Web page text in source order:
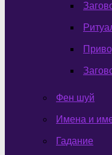
Фен шуй
Имена и
Гадание